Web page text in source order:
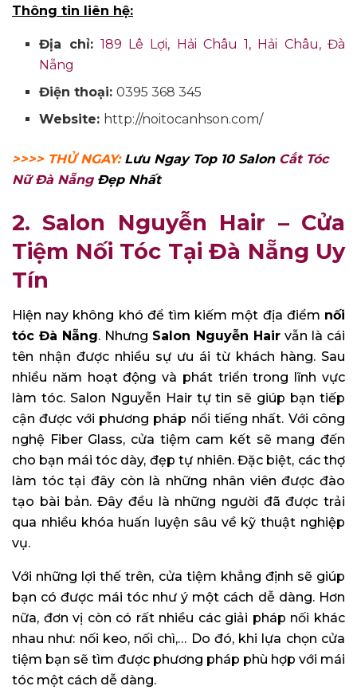
Thông tin liên hệ:
Địa chỉ: 189 Lê Lợi, Hải Châu 1, Hải Châu, Đà
Nẵng
Điện thoại:0395 368 345
Website: http://noitocanhson.com/
>>>> THỬ NGAY: Lưu Ngay Top 10 Salon Cắt Tóc
Nữ Đà Nẵng Đẹp Nhất
2. Salon Nguyễn Hair – Cửa
Tiệm Nối Tóc Tại Đà Nẵng Uy
Tín
Hiện nay không khó để tìm kiếm một địa điểm nối
tóc Đà Nẵng. Nhưng Salon Nguyễn Hairvẫn là cái
tên nhận được nhiều sự ưu ái từ khách hàng. Sau
nhiều năm hoạt động và phát triển trong lĩnh vực
làm tóc. Salon Nguyễn Hair tự tin sẽ giúp bạn tiếp
cận được với phương pháp nổi tiếng nhất. Với công
nghệ Fiber Glass, cửa tiệm cam kết sẽ mang đến
cho bạn mái tóc dày, đẹp tự nhiên. Đặc biệt, các thợ
làm tóc tại đây còn là những nhân viên được đào
tạo bài bản. Đây đều là những người đã được trải
qua nhiều khóa huấn luyện sâu về kỹ thuật nghiệp
vụ.
Với những lợi thế trên, cửa tiệm khẳng định sẽ giúp
bạn có được mái tóc như ý một cách dễ dàng. Hơn
nữa, đơn vị còn có rất nhiều các giải pháp nối khác
nhau như: nối keo, nối chì,… Do đó, khi lựa chọn cửa
tiệm bạn sẽ tìm được phương pháp phù hợp với mái
tóc một cách dễ dàng.